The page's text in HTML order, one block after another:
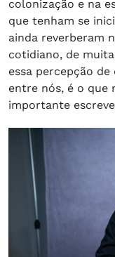
colonização e na
que tenham se
ainda reverberam
cotidiano, de
essa percepção
entre nós, é o que
importante